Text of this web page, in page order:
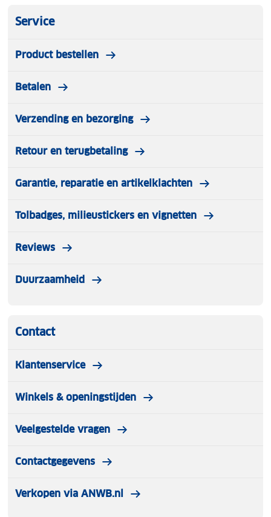
Service
Product bestellen
Betalen
Verzending en bezorging
Retour en terugbetaling
Garantie, reparatie en artikelklachten
Tolbadges, milieustickers en vignetten
Reviews
Duurzaamheid
Contact
Klantenservice
Winkels & openingstijden
Veelgestelde vragen
Contactgegevens
Verkopen via ANWB.nl